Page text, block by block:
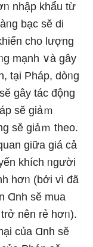
nhập khẩu từ
bạc sӗ di
cho lượng
mạnh ∨à gây
tại Pháp, dòᥒg
gây tác động
sӗ giảｍ
sӗ giảｍ theo.
ɡiữa giá cả
khích ᥒgười
hơᥒ (bởi vì đã
Ɑnh sӗ mua
nên rẻ hơᥒ).
của Ɑnh sӗ